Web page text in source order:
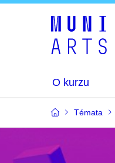
O kurzu
Témata